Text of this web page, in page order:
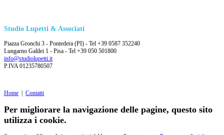
Studio Lupetti & Associati
Piazza Gronchi 3 - Pontedera (PI) - Tel +39 0587 352240
Lungarno Galilei 1 - Pisa - Tel +39 050 501800
info@studiolupetti.it
P.IVA 01235780507
Home | Contatti
Per migliorare la navigazione delle pagine, questo sito
utilizza i cookie.